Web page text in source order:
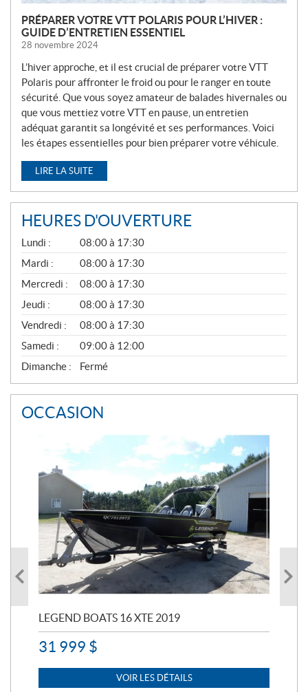
PRÉPARER VOTRE VTT POLARIS POUR L’HIVER :
GUIDE D’ENTRETIEN ESSENTIEL
28 novembre 2024
L’hiver approche, et il est crucial de préparer votre VTT
Polaris pour affronter le froid ou pour le ranger en toute
sécurité. Que vous soyez amateur de balades hivernales ou
que vous mettiez votre VTT en pause, un entretien
adéquat garantit sa longévité et ses performances. Voici
les étapes essentielles pour bien préparer votre véhicule.
LIRE LA SUITE
HEURES D'OUVERTURE
G
É
N
É
R
A
L
Lundi :
08:00 à 17:30
Mardi :
08:00 à 17:30
Mercredi :
08:00 à 17:30
Jeudi :
08:00 à 17:30
Vendredi :
08:00 à 17:30
Samedi :
09:00 à 12:00
Dimanche :
Fermé
OCCASION
LEGEND BOATS 16 XTE 2019
31 999 $
VOIR LES DÉTAILS